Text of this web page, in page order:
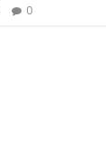
0